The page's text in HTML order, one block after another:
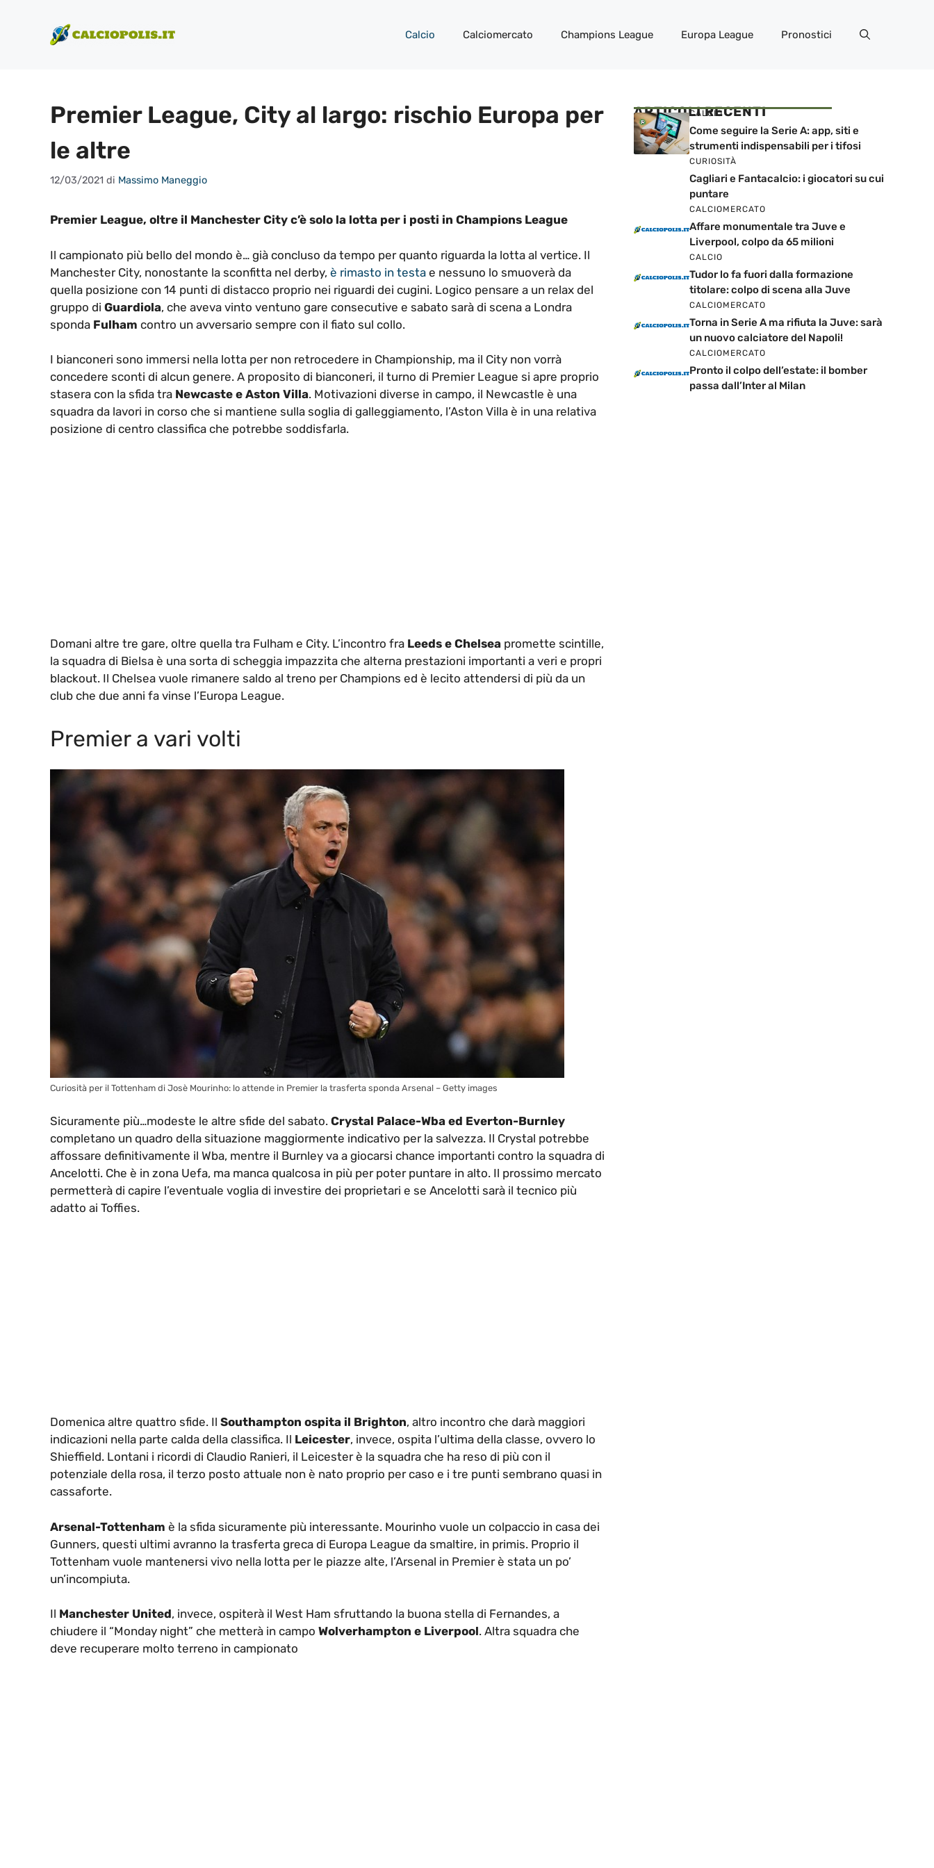
contenuto
Calcio Calciomercato Champions League Europa League Pronostici
Premier League, City al largo: rischio Europa per
le altre
12/03/2021 di Massimo Maneggio
Premier League, oltre il Manchester City c’è solo la lotta per i posti in Champions League
Il campionato più bello del mondo è… già concluso da tempo per quanto riguarda la lotta al vertice. Il
Manchester City, nonostante la sconfitta nel derby, è rimasto in testa e nessuno lo smuoverà da
quella posizione con 14 punti di distacco proprio nei riguardi dei cugini. Logico pensare a un relax del
gruppo di Guardiola, che aveva vinto ventuno gare consecutive e sabato sarà di scena a Londra
sponda Fulham contro un avversario sempre con il fiato sul collo.
I bianconeri sono immersi nella lotta per non retrocedere in Championship, ma il City non vorrà
concedere sconti di alcun genere. A proposito di bianconeri, il turno di Premier League si apre proprio
stasera con la sfida tra Newcaste e Aston Villa. Motivazioni diverse in campo, il Newcastle è una
squadra da lavori in corso che si mantiene sulla soglia di galleggiamento, l’Aston Villa è in una relativa
posizione di centro classifica che potrebbe soddisfarla.
Domani altre tre gare, oltre quella tra Fulham e City. L’incontro fra Leeds e Chelsea promette scintille,
la squadra di Bielsa è una sorta di scheggia impazzita che alterna prestazioni importanti a veri e propri
blackout. Il Chelsea vuole rimanere saldo al treno per Champions ed è lecito attendersi di più da un
club che due anni fa vinse l’Europa League.
Premier a vari volti
Curiosità per il Tottenham di Josè Mourinho: lo attende in Premier la trasferta sponda Arsenal – Getty images
Sicuramente più…modeste le altre sfide del sabato. Crystal Palace-Wba ed Everton-Burnley
completano un quadro della situazione maggiormente indicativo per la salvezza. Il Crystal potrebbe
affossare definitivamente il Wba, mentre il Burnley va a giocarsi chance importanti contro la squadra di
Ancelotti. Che è in zona Uefa, ma manca qualcosa in più per poter puntare in alto. Il prossimo mercato
permetterà di capire l’eventuale voglia di investire dei proprietari e se Ancelotti sarà il tecnico più
adatto ai Toffies.
Domenica altre quattro sfide. Il Southampton ospita il Brighton, altro incontro che darà maggiori
indicazioni nella parte calda della classifica. Il Leicester, invece, ospita l’ultima della classe, ovvero lo
Shieffield. Lontani i ricordi di Claudio Ranieri, il Leicester è la squadra che ha reso di più con il
potenziale della rosa, il terzo posto attuale non è nato proprio per caso e i tre punti sembrano quasi in
cassaforte.
Arsenal-Tottenham è la sfida sicuramente più interessante. Mourinho vuole un colpaccio in casa dei
Gunners, questi ultimi avranno la trasferta greca di Europa League da smaltire, in primis. Proprio il
Tottenham vuole mantenersi vivo nella lotta per le piazze alte, l’Arsenal in Premier è stata un po’
un’incompiuta.
Il Manchester United, invece, ospiterà il West Ham sfruttando la buona stella di Fernandes, a
chiudere il “Monday night” che metterà in campo Wolverhampton e Liverpool. Altra squadra che
deve recuperare molto terreno in campionato
ARTICOLI RECENTI
CALCIO
Come seguire la Serie A: app, siti e
strumenti indispensabili per i tifosi
CURIOSITÀ
Cagliari e Fantacalcio: i giocatori su cui
puntare
CALCIOMERCATO
Affare monumentale tra Juve e
Liverpool, colpo da 65 milioni
CALCIO
Tudor lo fa fuori dalla formazione
titolare: colpo di scena alla Juve
CALCIOMERCATO
Torna in Serie A ma rifiuta la Juve: sarà
un nuovo calciatore del Napoli!
CALCIOMERCATO
Pronto il colpo dell’estate: il bomber
passa dall’Inter al Milan